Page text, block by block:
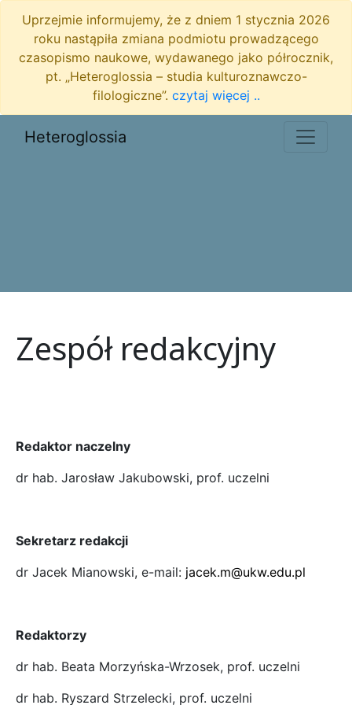
Uprzejmie informujemy, że z dniem 1 stycznia 2026
roku nastąpiła zmiana podmiotu prowadzącego
czasopismo naukowe, wydawanego jako półrocznik,
pt. „Heteroglossia – studia kulturoznawczo-
filologiczne”. czytaj więcej ..
Heteroglossia
Zespół redakcyjny
Redaktor naczelny
dr hab. Jarosław Jakubowski, prof. uczelni
Sekretarz redakcji
dr Jacek Mianowski, e-mail: jacek.m@ukw.edu.pl
Redaktorzy
dr hab. Beata Morzyńska-Wrzosek, prof. uczelni
dr hab. Ryszard Strzelecki, prof. uczelni